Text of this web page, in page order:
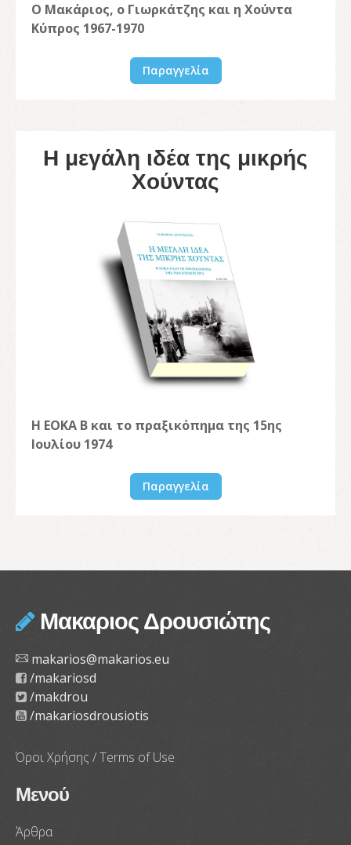
Ο Μακάριος, ο Γιωρκάτζης και η Χούντα
Κύπρος 1967-1970
Παραγγελία
Η μεγάλη ιδέα της μικρής
Χούντας
Η ΕΟΚΑ Β και το πραξικόπημα της 15ης
Ιουλίου 1974
Παραγγελία
Μακαριος Δρουσιώτης
makarios@makarios.eu
/makariosd
/makdrou
/makariosdrousiotis
Όροι Χρήσης / Terms of Use
Μενού
Άρθρα